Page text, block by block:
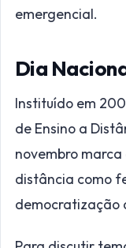
emergencial.
Dia
Instituído em
de Ensino a
novembro
distância como
democratização